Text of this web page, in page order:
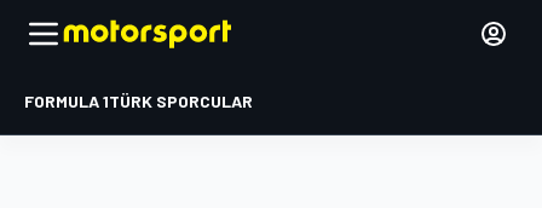
FORMULA 1TÜRK SPORCULAR